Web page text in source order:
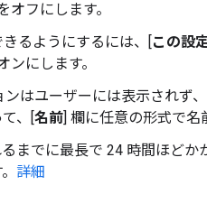
オフにします。
きるようにするには、[この設
にします。
はユーザーには表示されず、
、[名前] 欄に任意の形式で名
までに最長で 24 時間ほどか
詳細